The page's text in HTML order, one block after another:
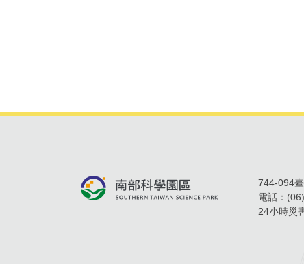
744-094
電話：
24小時災